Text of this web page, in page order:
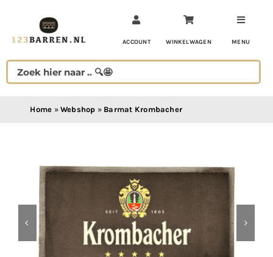
inhoud
ACCOUNT WINKELWAGEN MENU
Home » Webshop » Barmat Krombacher